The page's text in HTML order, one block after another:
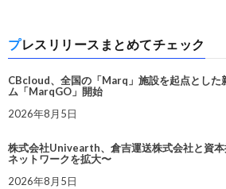
プレスリリースまとめてチェック
CBcloud、全国の「Marq」施設を起点とした
ム「MarqGO」開始
2026年8月5日
株式会社Univearth、倉吉運送株式会社と資
ネットワークを拡大〜
2026年8月5日